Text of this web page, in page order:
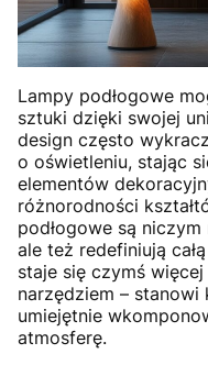
Lampy podłogowe
sztuki dzięki swojej
design często
o oświetleniu, stając
elementów
różnorodności
podłogowe są
ale też redefiniują
staje się czymś
narzędziem –
umiejętnie
atmosferę.